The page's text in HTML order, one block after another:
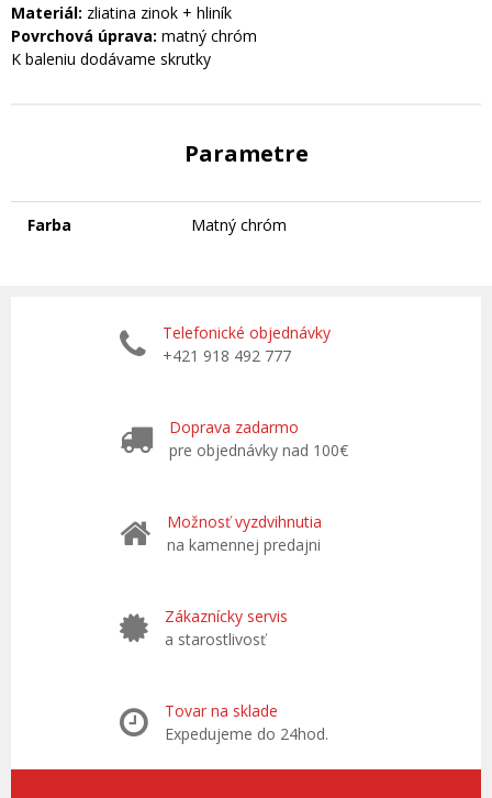
Materiál: zliatina zinok + hliník
Povrchová úprava: matný chróm
K baleniu dodávame skrutky
Parametre
Farba Matný chróm
Telefonické objednávky
+421 918 492 777
Doprava zadarmo
pre objednávky nad 100€
Možnosť vyzdvihnutia
na kamennej predajni
Zákaznícky servis
a starostlivosť
Tovar na sklade
Expedujeme do 24hod.